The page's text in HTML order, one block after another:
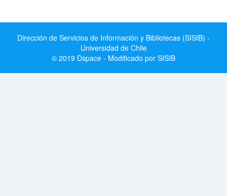
Dirección de Servicios de Información y Bibliotecas (SISIB) -
Universidad de Chile
© 2019 Dspace - Modificado por SISIB